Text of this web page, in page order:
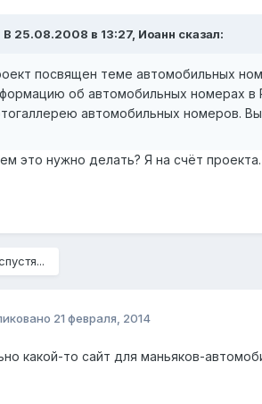
В 25.08.2008 в 13:27, Иоанн сказал:
посвящен теме автомобильных
об автомобильных номерах в
автомобильных номеров.
это нужно делать? Я на счёт
21 февраля, 2014
какой-то сайт для маньяков-